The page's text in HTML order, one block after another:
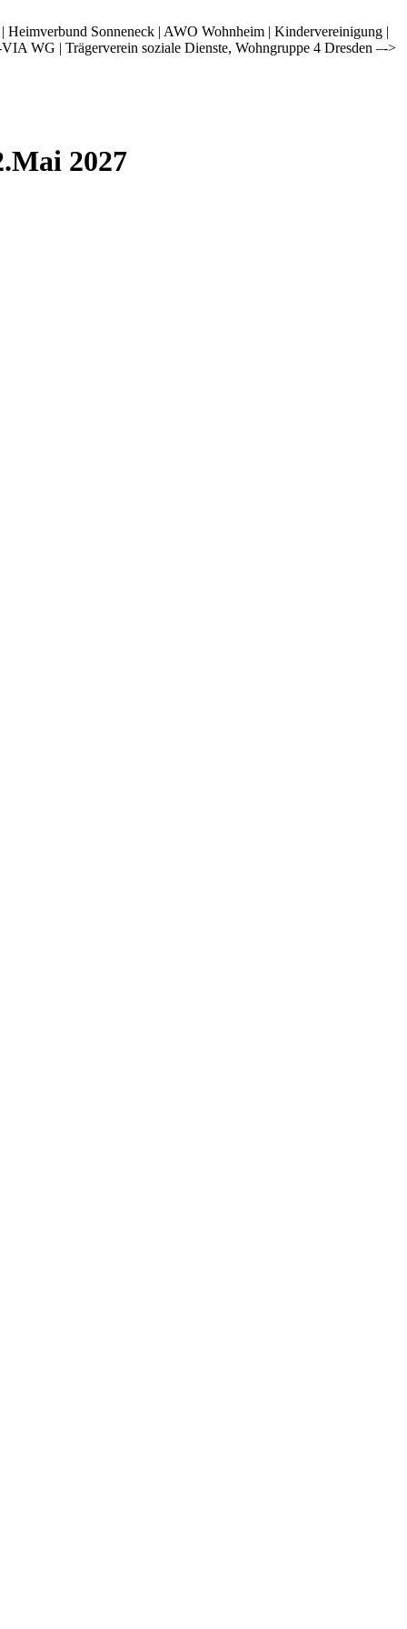
Sonneneck | AWO Wohnheim | Kindervereinigung |
WG | Trägerverein soziale Dienste, Wohngruppe 4 Dresden –->
2027